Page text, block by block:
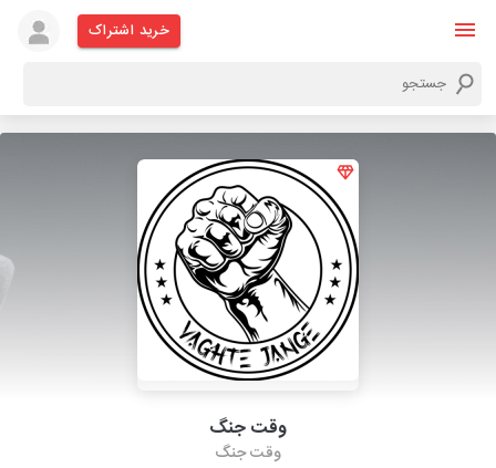
خرید اشتراک
وقت جنگ
وقت جنگ